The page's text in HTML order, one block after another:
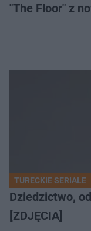
"The Floor" z
TURECKIE SERIALE
Dziedzictwo,
[ZDJĘCIA]